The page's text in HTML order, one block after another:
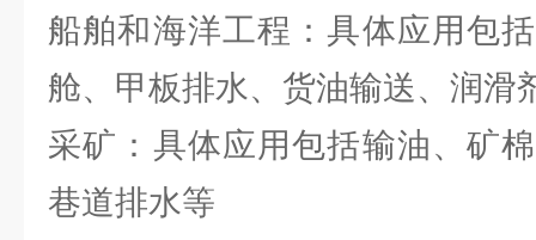
船舶和海洋工程：具体应用包
舱、甲板排水、货油输送、润滑
采矿：具体应用包括输油、矿
巷道排水等